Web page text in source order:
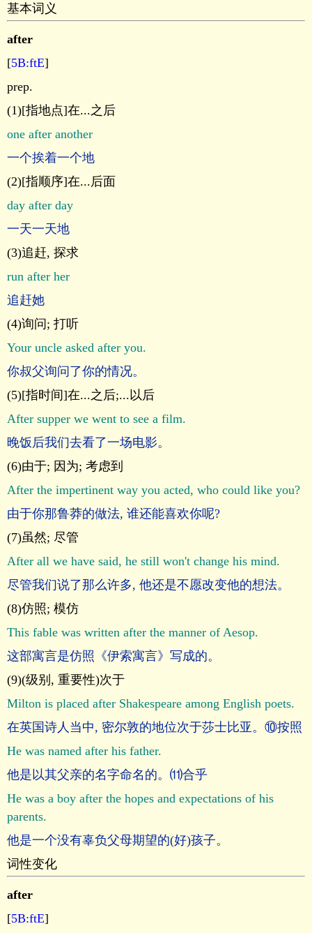
基本词义
after
[5B:ftE]
prep.
(1)[指地点]在...之后
one after another
一个挨着一个地
(2)[指顺序]在...后面
day after day
一天一天地
(3)追赶, 探求
run after her
追赶她
(4)询问; 打听
Your uncle asked after you.
你叔父询问了你的情况。
(5)[指时间]在...之后;...以后
After supper we went to see a film.
晚饭后我们去看了一场电影。
(6)由于; 因为; 考虑到
After the impertinent way you acted, who could like you?
由于你那鲁莽的做法, 谁还能喜欢你呢?
(7)虽然; 尽管
After all we have said, he still won't change his mind.
尽管我们说了那么许多, 他还是不愿改变他的想法。
(8)仿照; 模仿
This fable was written after the manner of Aesop.
这部寓言是仿照《伊索寓言》写成的。
(9)(级别, 重要性)次于
Milton is placed after Shakespeare among English poets.
在英国诗人当中, 密尔敦的地位次于莎士比亚。⑩按照
He was named after his father.
他是以其父亲的名字命名的。⑾合乎
He was a boy after the hopes and expectations of his
parents.
他是一个没有辜负父母期望的(好)孩子。
词性变化
after
[5B:ftE]